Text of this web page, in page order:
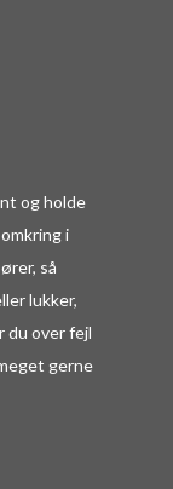
og holde
i
så
lukker,
du over fejl
gerne